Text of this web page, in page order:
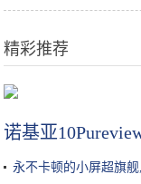
精彩推荐
诺基亚
永不卡顿的小屏超旗